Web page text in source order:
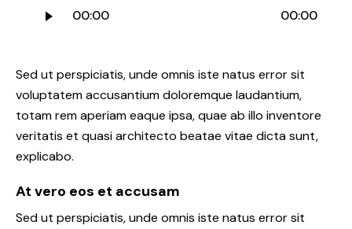
Audio
00:00 00:00
Sed ut perspiciatis, unde omnis iste natus error sit
voluptatem accusantium doloremque laudantium,
totam rem aperiam eaque ipsa, quae ab illo inventore
veritatis et quasi architecto beatae vitae dicta sunt,
explicabo.
At vero eos et accusam
Sed ut perspiciatis, unde omnis iste natus error sit